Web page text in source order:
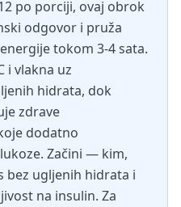
po porciji, ovaj obrok
odgovor i pruža
tokom 3-4 sata.
i vlakna uz
hidrata, dok
zdrave
dodatno
Začini — kim,
bez ugljenih hidrata i
na insulin. Za